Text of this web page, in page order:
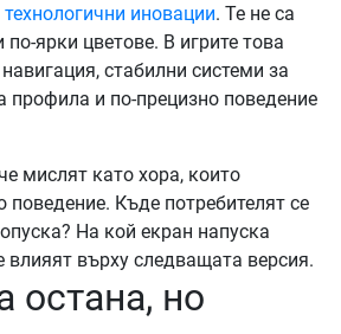
технологични иновации. Те не са
ярки цветове. В игрите това
стабилни системи за
профила и по-прецизно поведение
мислят като хора, които
Къде потребителят се
На кой екран напуска
влияят върху следващата версия.
остана, но